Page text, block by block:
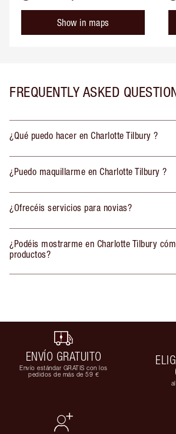
Show in maps
FREQUENTLY ASKED
¿Qué puedo hacer en Charlotte Tilbury ?
¿Puedo maquillarme en Charlotte Tilbury ?
¿Ofrecéis servicios para novias?
¿Podéis mostrarme en Charlotte Tilbury
productos?
ENVÍO GRATUITO
Envío estándar GRATIS con los
pedidos de más de 59 €